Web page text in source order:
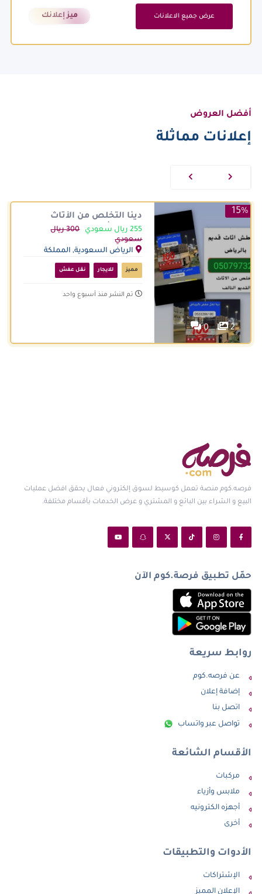
عرض جميع الاعلانات ميز إعلانك
أفضل العروض
إعلانات مماثلة
15%
2
0
دينا التخلص من الأثاث
القديم شرق الرياض
ومخلفات
255 ريال سعودي
300 ريال
سعودي
الرياض السعودية, المملكة
مميز للايجار نقل عفش
تم النشر منذ أسبوع واحد
فرصه.كوم منصة تعمل كوسيط لسوق إلكتروني فعال يحقق افضل عمليات
البيع و الشراء بين البائع و المشتري و عرض الخدمات بأقسام مختلفة.
حمّل تطبيق فرصة.كوم الآن
روابط سريعة
عن فرصه.كوم
إضافة إعلان
اتصل بنا
تواصل عبر واتساب
الأقسام الشائعة
مركبات
ملابس وأزياء
أجهزه الكترونيه
أخرى
الأدوات والتطبيقات
الإشتراكات
الإعلان المميز